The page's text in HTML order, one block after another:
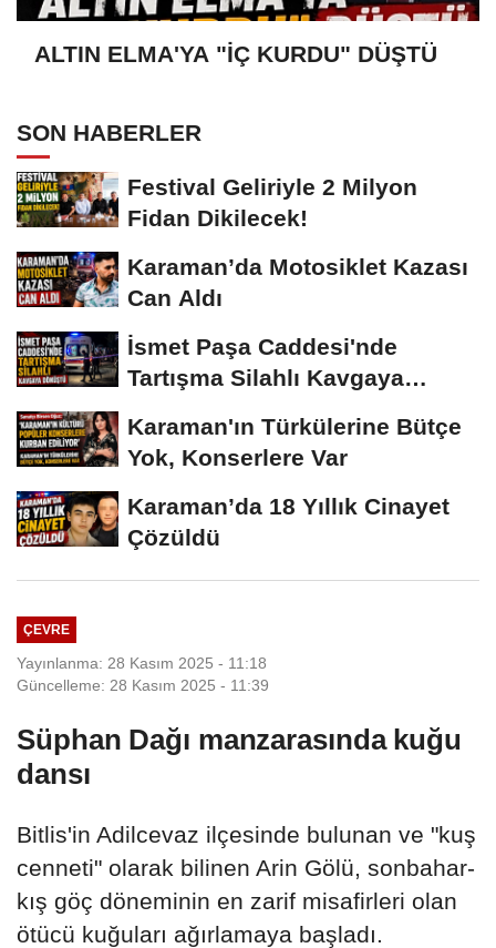
ALTIN ELMA'YA "İÇ KURDU" DÜŞTÜ
SON HABERLER
Festival Geliriyle 2 Milyon
Fidan Dikilecek!
Karaman’da Motosiklet Kazası
Can Aldı
İsmet Paşa Caddesi'nde
Tartışma Silahlı Kavgaya
Karaman'ın Türkülerine Bütçe
Yok, Konserlere Var
Karaman’da 18 Yıllık Cinayet
Çözüldü
ÇEVRE
Yayınlanma: 28 Kasım 2025 - 11:18
Güncelleme: 28 Kasım 2025 - 11:39
Süphan Dağı manzarasında kuğu
dansı
Bitlis'in Adilcevaz ilçesinde bulunan ve "kuş
cenneti" olarak bilinen Arin Gölü, sonbahar-
kış göç döneminin en zarif misafirleri olan
ötücü kuğuları ağırlamaya başladı.